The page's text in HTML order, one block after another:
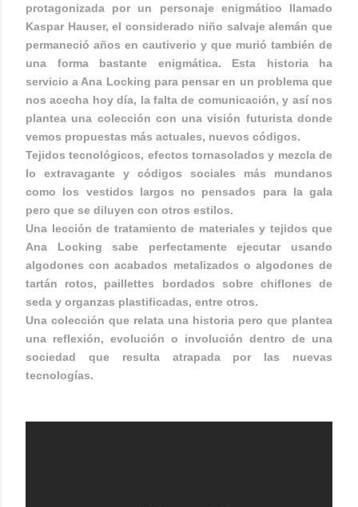
protagonizada por un personaje enigmático llamado
Kaspar Hauser, el considerado niño salvaje alemán que
permaneció años en cautiverio y que murió también de
una forma bastante enigmática. Esta historia ha
servicio a Ana Locking para pensar en un problema que
nos acecha hoy día, la falta de comunicación, y así nos
plantea una colección con una visión futurista donde
vemos propuestas más actuales, nuevos códigos.
Tejidos tecnológicos, efectos tornasolados y mezcla de
lo extravagante y códigos sociales más mundanos
como los vestidos largos no pensados para la gala
pero que se diluyen con otros estilos.
Una lección de tratamiento de materiales y tejidos que
Ana Locking sabe perfectamente ejecutar usando
algodones con acabados metalizados o algodones de
tartán rotos, paillettes bordados sobre chiflones de
seda y organzas plastificadas, entre otros.
Una colección que relata una historia pero que plantea
una reflexión, evolución o involución dentro de una
sociedad que resulta atrapada por las nuevas
tecnologías.